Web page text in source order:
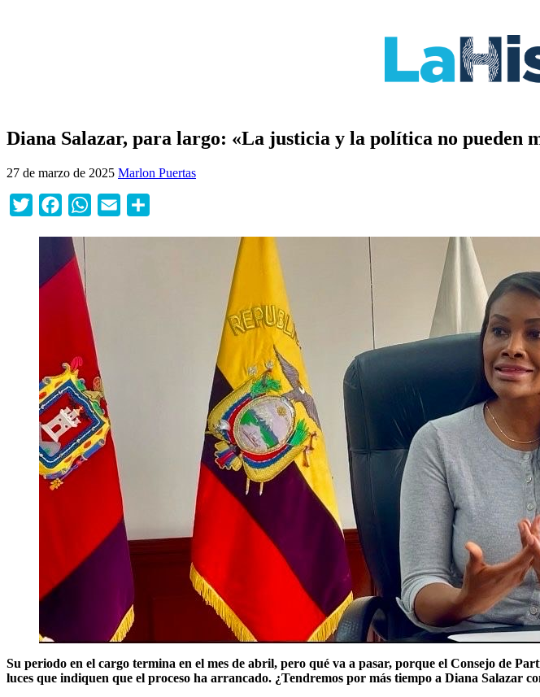
Diana Salazar, para largo: «La justicia y la política no pueden
27 de marzo de 2025 Marlon Puertas
Twitter FacebookWhatsApp
Email
Su periodo en el cargo termina en el mes de abril, pero qué va a pasar, porque el Consejo de
luces que indiquen que el proceso ha arrancado. ¿Tendremos por más tiempo a Diana Salazar